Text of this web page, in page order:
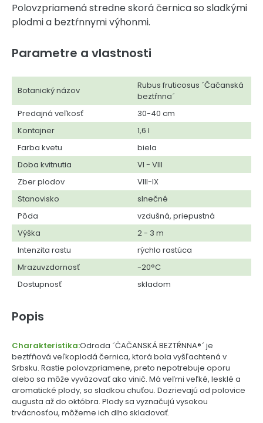
Polovzpriamená stredne skorá černica so sladkými
plodmi a beztŕnnymi výhonmi.
Parametre a vlastnosti
Botanický názov
Rubus fruticosus ´Čačanská
beztŕnna´
Predajná veľkosť
30-40 cm
Kontajner
1,6 l
Farba kvetu
biela
Doba kvitnutia
VI - VIII
Zber plodov
VIII-IX
Stanovisko
slnečné
Pôda
vzdušná, priepustná
Výška
2 - 3 m
Intenzita rastu
rýchlo rastúca
Mrazuvzdornosť
-20°C
Dostupnosť
skladom
Popis
Charakteristika:Odroda ´ČAČANSKÁ BEZTŔNNA®´ je
beztŕňová veľkoplodá černica, ktorá bola vyšľachtená v
Srbsku. Rastie polovzpriamene, preto nepotrebuje oporu
alebo sa môže vyväzovať ako vinič. Má veľmi veľké, lesklé a
aromatické plody, so sladkou chuťou. Dozrievajú od polovice
augusta až do októbra. Plody sa vyznačujú vysokou
trvácnosťou, môžeme ich dlho skladovať.